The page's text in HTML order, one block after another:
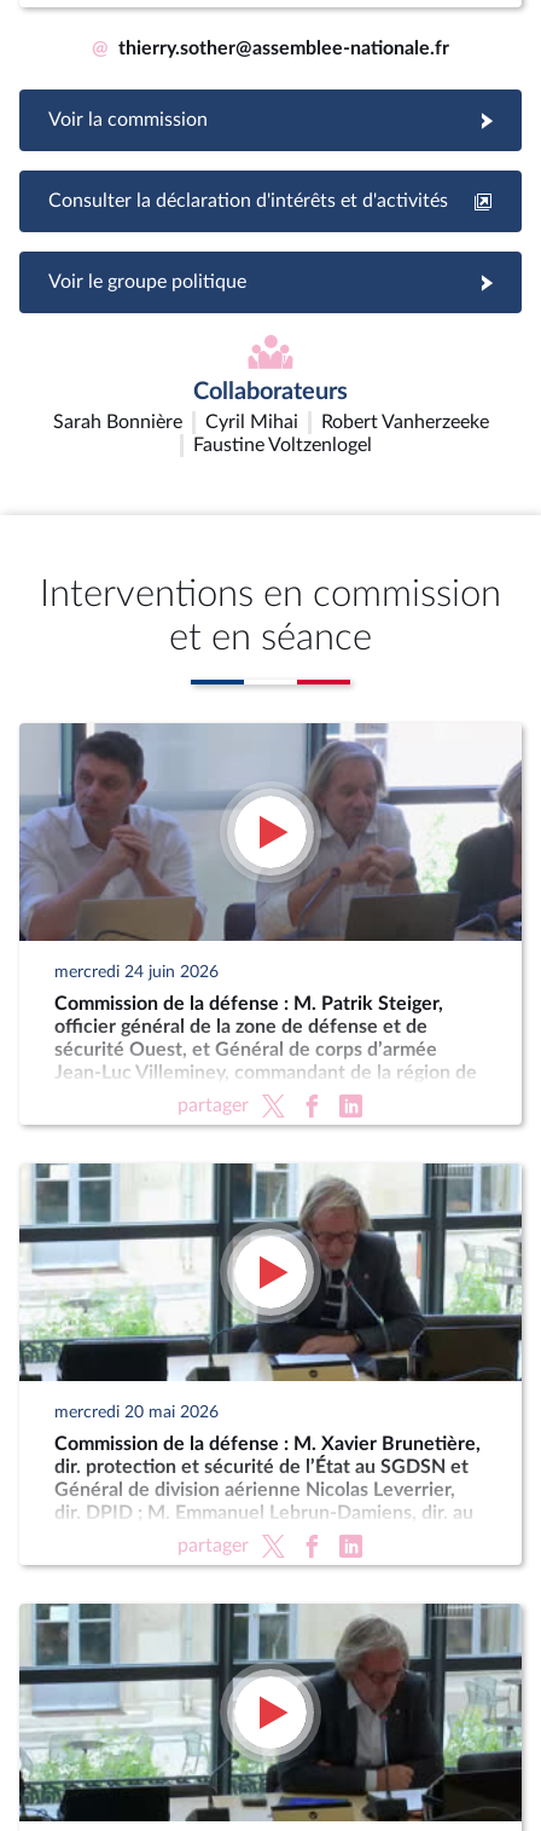
@ thierry.sother@assemblee-nationale.fr
Voir la commission
Consulter la déclaration d'intérêts et d'activités
Voir le groupe politique
Collaborateurs
Sarah Bonnière Cyril Mihai
Robert Vanherzeeke
Faustine Voltzenlogel
Interventions en commission
et en séance
mercredi 24 juin 2026
Commission de la défense : M. Patrik Steiger,
officier général de la zone de défense et de
sécurité Ouest, et Général de corps d’armée
Jean-Luc Villeminey, commandant de la région de
gendarmerie de Bretagne
partager
mercredi 20 mai 2026
Commission de la défense : M. Xavier Brunetière,
dir. protection et sécurité de l’État au SGDSN et
Général de division aérienne Nicolas Leverrier,
dir. DPID ; M. Emmanuel Lebrun-Damiens, dir. au
Ministère de l’Europe et Mme Anne-Sophie
partager